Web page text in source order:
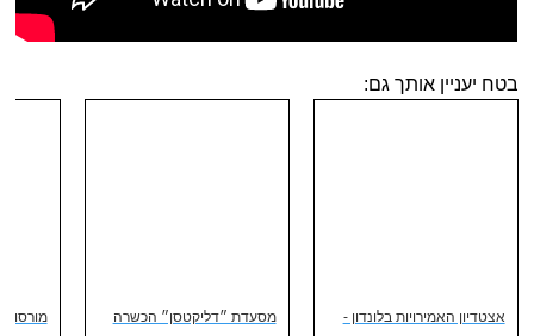
בטח יעניין אותך גם:
אצטדיון האמירויות בלונדון -
מסעדת ״דליקטסן״ הכשרה
מורסו: